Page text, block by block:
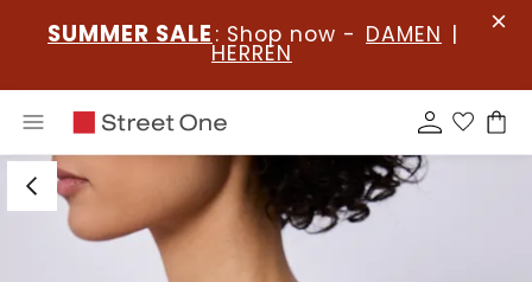
SUMMER SALE : Shop now - DAMEN |
HERREN